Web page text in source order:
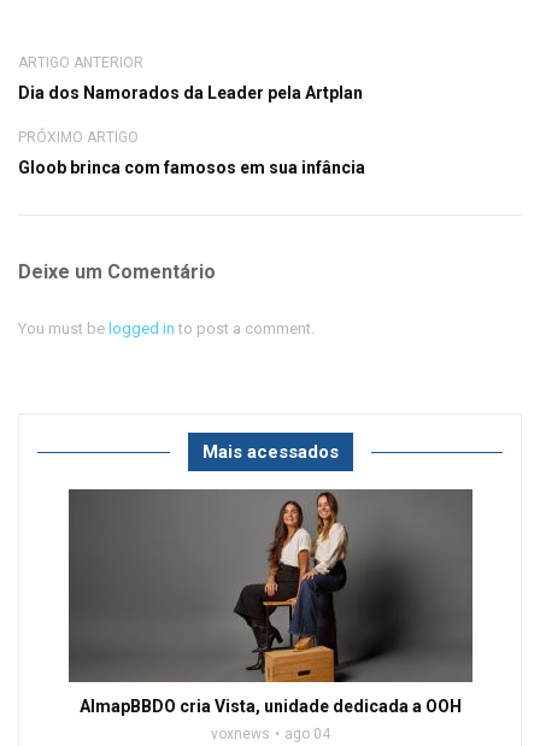
ARTIGO ANTERIOR
Dia dos Namorados da Leader pela Artplan
PRÓXIMO ARTIGO
Gloob brinca com famosos em sua infância
Deixe um Comentário
You must be logged in to post a comment.
Mais acessados
AlmapBBDO cria Vista, unidade dedicada a OOH
voxnews ago 04